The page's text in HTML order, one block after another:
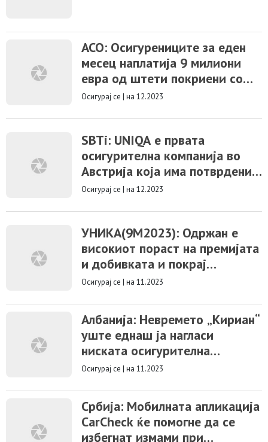
АСО: Осигурениците за еден
месец наплатија 9 милиони
евра од штети покриени со
осигурување
Осигурај се | на 12.2023
SBTi: UNIQA е првата
осигурителна компанија во
Австрија која има потврдени
активности за намалување на
Осигурај се | на 12.2023
УНИКА(9М2023): Одржан е
високиот пораст на премијата
и добивката и покрај
неизвесниот глобален
Осигурај се | на 11.2023
Албанија: Невремето „Кириан“
уште еднаш ја нагласи
ниската осигурителна
покриеност на домовите
Осигурај се | на 11.2023
Србија: Мобилната апликација
CarCheck ќе помогне да се
избегнат измами при